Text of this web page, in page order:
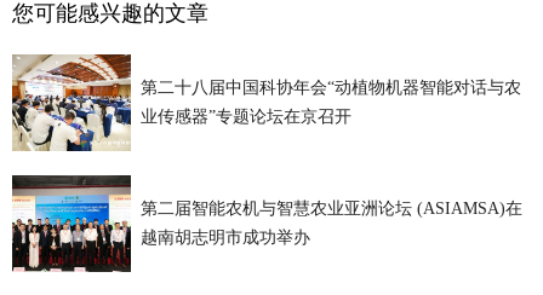
您可能感兴趣的文章
第二十八届中国科协年会“动植物机器智能对话与农
业传感器”专题论坛在京召开
第二届智能农机与智慧农业亚洲论坛 (ASIAMSA)在
越南胡志明市成功举办